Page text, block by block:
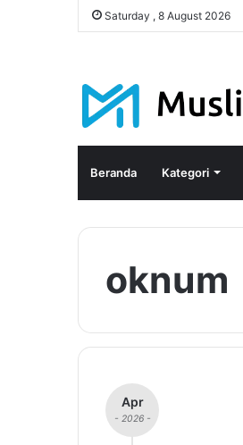
Saturday , 8 August 2026
Beranda Kategori
oknum
Apr
- 2026 -